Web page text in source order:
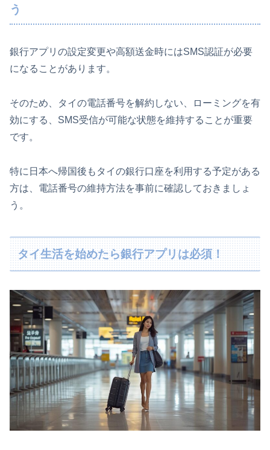
う
銀行アプリの設定変更や高額送金時にはSMS認証が必要
になることがあります。
そのため、タイの電話番号を解約しない、ローミングを有
効にする、SMS受信が可能な状態を維持することが重要
です。
特に日本へ帰国後もタイの銀行口座を利用する予定がある
方は、電話番号の維持方法を事前に確認しておきましょ
う。
タイ生活を始めたら銀行アプリは必須！